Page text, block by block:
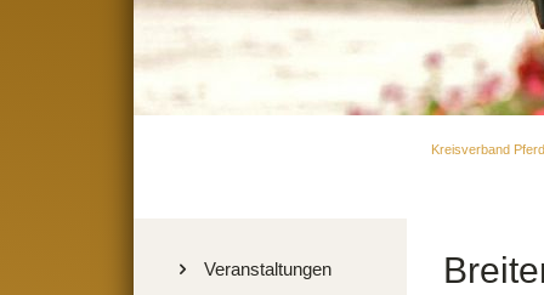
Kreisverband
Navigation
Veranstaltungen